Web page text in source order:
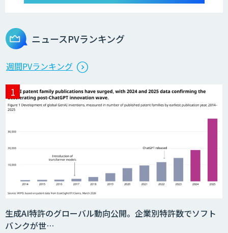
アノテーション・ソリューションサービ
ス
ニュースPVランキング
週間PVランキング
生成AI特許のグローバル動向公開。企業別特許数でソフト
バンクが世…